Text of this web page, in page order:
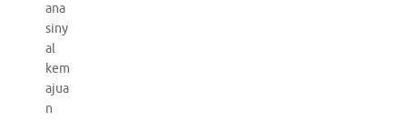
ana
siny
al
kem
ajua
n